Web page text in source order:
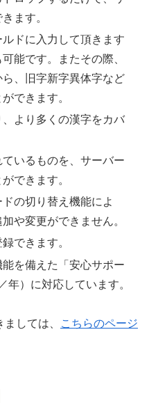
ます。
ドに入力して頂きます
能です。またその際、
、旧字新字異体字など
できます。
より多くの漢字をカバ
いるものを、サーバー
できます。
の切り替え機能によ
や変更ができません。
できます。
を備えた「安心サポー
年）に対応しています。
しては、
こちらのページ